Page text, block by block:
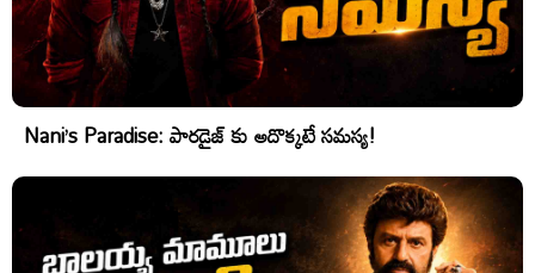
Nani’s Paradise: పారడైజ్ కు అదొక్కటే సమస్య!